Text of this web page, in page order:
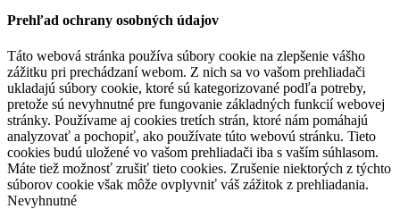
Prehľad ochrany osobných údajov
Táto webová stránka používa súbory cookie na zlepšenie vášho
zážitku pri prechádzaní webom. Z nich sa vo vašom prehliadači
ukladajú súbory cookie, ktoré sú kategorizované podľa potreby,
pretože sú nevyhnutné pre fungovanie základných funkcií webovej
stránky. Používame aj cookies tretích strán, ktoré nám pomáhajú
analyzovať a pochopiť, ako používate túto webovú stránku. Tieto
cookies budú uložené vo vašom prehliadači iba s vaším súhlasom.
Máte tiež možnosť zrušiť tieto cookies. Zrušenie niektorých z týchto
súborov cookie však môže ovplyvniť váš zážitok z prehliadania.
Nevyhnutné